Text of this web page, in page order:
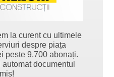
la curent cu ultimele
despre piața
peste 9.700 abonați.
documentul